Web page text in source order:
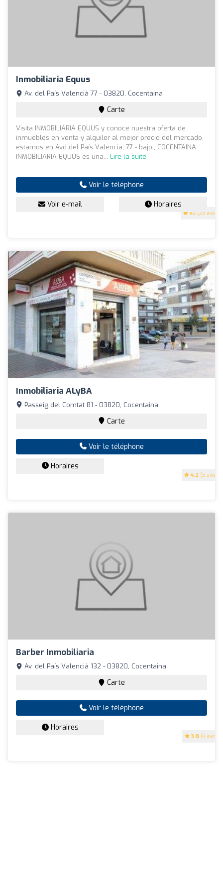
Inmobiliaria Equus
4.1 (28 avis)
Av. del País Valencià 77 - 03820, Cocentaina
Carte
Visita INMOBILIARIA EQUUS y conoce nuestra oferta de
inmuebles en venta y alquiler al mejor precio del mercado,
estamos en Avd del País Valencia, 77 - bajo., COCENTAINA
INMOBILIARIA EQUUS es una... Lire la suite
Voir le téléphone
Voir e-mail Horaires
Inmobiliaria ALyBA
4.2 (5 avis)
Passeig del Comtat 81 - 03820, Cocentaina
Carte
Voir le téléphone
Horaires
Barber Inmobiliaria
3.8 (4 avis)
Av. del País Valencià 132 - 03820, Cocentaina
Carte
Voir le téléphone
Horaires